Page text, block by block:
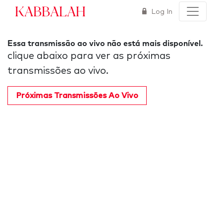
Kabbalah Log In
Essa transmissão ao vivo não está mais disponível.
clique abaixo para ver as próximas
transmissões ao vivo.
Próximas Transmissões Ao Vivo